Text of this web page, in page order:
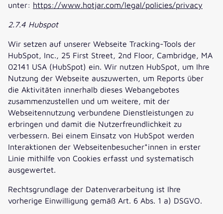
unter: https://www.hotjar.com/legal/policies/privacy
2.7.4 Hubspot
Wir setzen auf unserer Webseite Tracking-Tools der
HubSpot, Inc., 25 First Street, 2nd Floor, Cambridge, MA
02141 USA (HubSpot) ein. Wir nutzen HubSpot, um Ihre
Nutzung der Webseite auszuwerten, um Reports über
die Aktivitäten innerhalb dieses Webangebotes
zusammenzustellen und um weitere, mit der
Webseitennutzung verbundene Dienstleistungen zu
erbringen und damit die Nutzerfreundlichkeit zu
verbessern. Bei einem Einsatz von HubSpot werden
Interaktionen der Webseitenbesucher*innen in erster
Linie mithilfe von Cookies erfasst und systematisch
ausgewertet.
Rechtsgrundlage der Datenverarbeitung ist Ihre
vorherige Einwilligung gemäß Art. 6 Abs. 1 a) DSGVO.